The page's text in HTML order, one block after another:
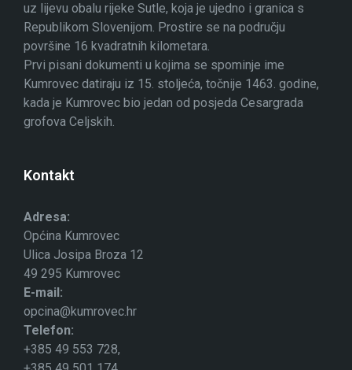
uz lijevu obalu rijeke Sutle, koja je ujedno i granica s
Republikom Slovenijom. Prostire se na području
površine 16 kvadratnih kilometara.
Prvi pisani dokumenti u kojima se spominje ime
Kumrovec datiraju iz 15. stoljeća, točnije 1463. godine,
kada je Kumrovec bio jedan od posjeda Cesargrada
grofova Celjskih.
Kontakt
Adresa:
Općina Kumrovec
Ulica Josipa Broza 12
49 295 Kumrovec
E-mail:
opcina@kumrovec.hr
Telefon:
+385 49 553 728,